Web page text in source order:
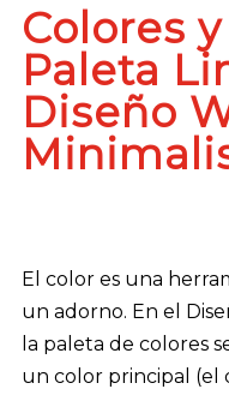
Colores
Paleta
Diseño
El color es una
un adorno. En el
la paleta de colores
un color principal (el